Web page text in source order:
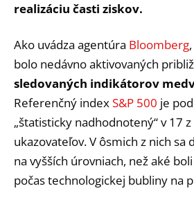
realizáciu časti ziskov.
Ako uvádza agentúra Bloomberg
bolo nedávno aktivovaných
sledovaných indikátorov
Referenčný indexS&P 500 je
„štatisticky nadhodnotený“ v 17
ukazovateľov. V ôsmich z nich sa
na vyšších úrovniach, než aké
počas technologickej bubliny na